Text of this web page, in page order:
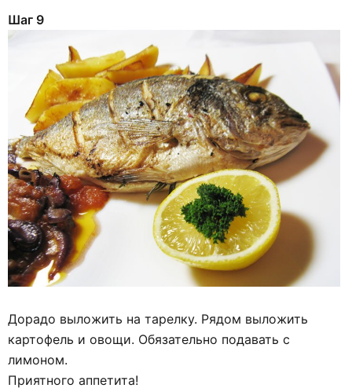
Шаг 9
Дорадо выложить на тарелку. Рядом выложить
картофель и овощи. Обязательно подавать с
лимоном.
Приятного аппетита!